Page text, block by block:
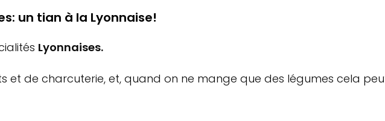
un tian à la Lyonnaise!
Lyonnaises.
et de charcuterie, et, quand on ne mange que des légumes cela